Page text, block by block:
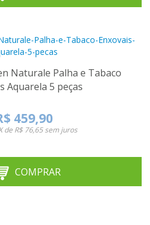
Naturale Palha e Tabaco
Aquarela 5 peças
459,90
de R$ 76,65sem juros
COMPRAR